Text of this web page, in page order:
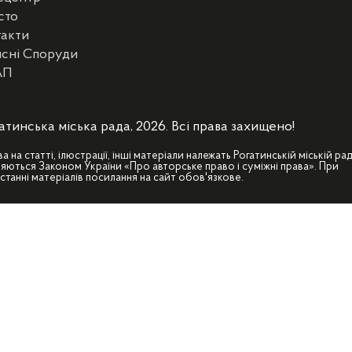
Споруди
міська рада, 2026. Всі права захищено!
на статті, ілюстрації, інші матеріали належать Рогатинській міській
Законом України «Про авторське право і суміжні права». При
матеріалів посилання на сайт обов'язкове.